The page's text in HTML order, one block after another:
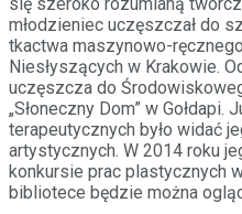
młodzieniec uczęszczał do
tkactwa maszynowo-
Niesłyszących w Krakowie.
uczęszcza do
„Słoneczny Dom” w
terapeutycznych było widać
artystycznych. W 2014 roku
konkursie prac plastycznych
bibliotece będzie można